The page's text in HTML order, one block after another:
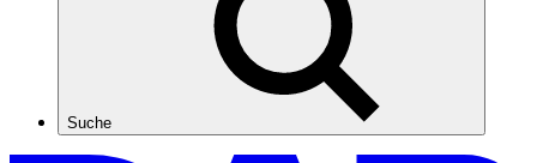
Suche